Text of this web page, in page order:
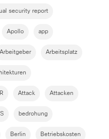
security report
Apollo app
Arbeitgeber Arbeitsplatz
Attack Attacken
bedrohung
Berlin Betriebskosten